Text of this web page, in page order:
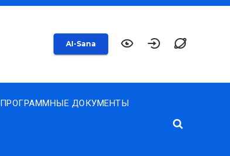
AI-Sana
ПРОГРАММНЫЕ ДОКУМЕНТЫ